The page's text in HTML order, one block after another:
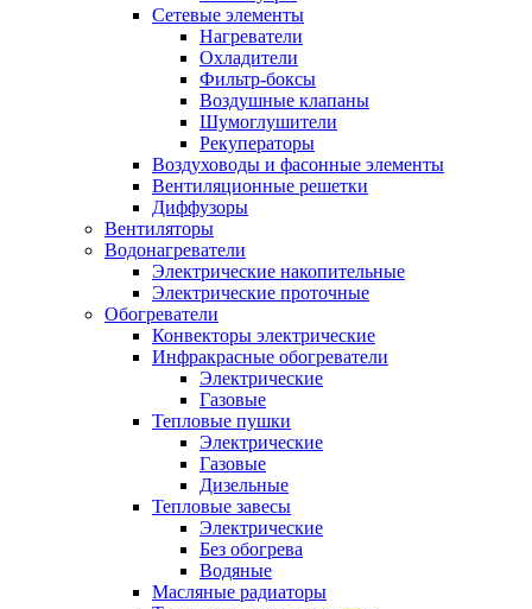
Сетевые элементы
Нагреватели
Охладители
Фильтр-боксы
Воздушные клапаны
Шумоглушители
Рекуператоры
Воздуховоды и фасонные элементы
Вентиляционные решетки
Диффузоры
Вентиляторы
Водонагреватели
Электрические накопительные
Электрические проточные
Обогреватели
Конвекторы электрические
Инфракрасные обогреватели
Электрические
Газовые
Тепловые пушки
Электрические
Газовые
Дизельные
Тепловые завесы
Электрические
Без обогрева
Водяные
Масляные радиаторы